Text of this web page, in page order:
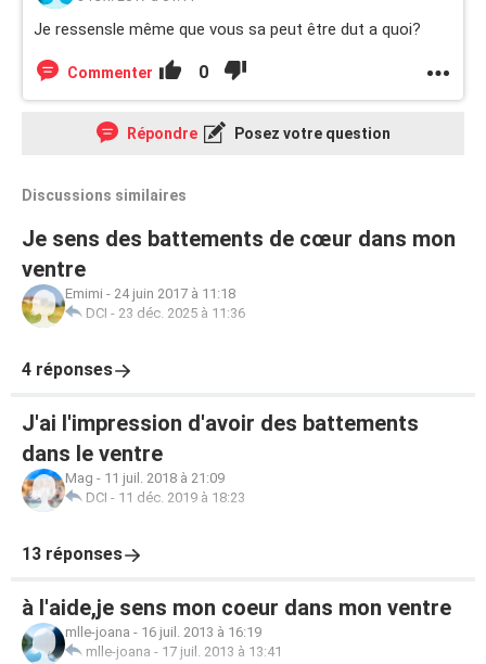
Je ressensle même que vous sa peut être dut a quoi?
Commenter 0
Répondre Posez votre question
Discussions similaires
Je sens des battements de cœur dans mon
ventre
Emimi - 24 juin 2017 à 11:18
DCI - 23 déc. 2025 à 11:36
4 réponses
J'ai l'impression d'avoir des battements
dans le ventre
Mag - 11 juil. 2018 à 21:09
DCI - 11 déc. 2019 à 18:23
13 réponses
à l'aide,je sens mon coeur dans mon ventre
mlle-joana - 16 juil. 2013 à 16:19
mlle-joana - 17 juil. 2013 à 13:41